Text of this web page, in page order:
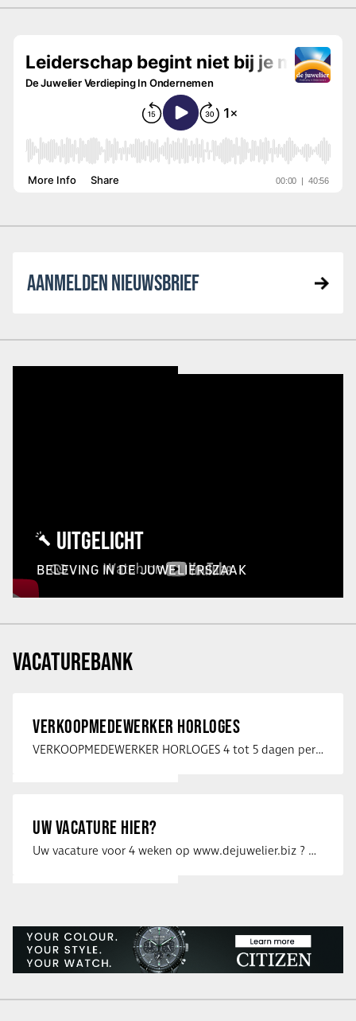
AANMELDEN NIEUWSBRIEF
UITGELICHT
BELEVING IN DE JUWELIERSZAAK
VACATUREBANK
VERKOOPMEDEWERKER HORLOGES
VERKOOPMEDEWERKER HORLOGES 4 tot 5 dagen per week Heb jij een passie voor …
UW VACATURE HIER?
Uw vacature voor 4 weken op www.dejuwelier.biz ? Neem dan contact op met …